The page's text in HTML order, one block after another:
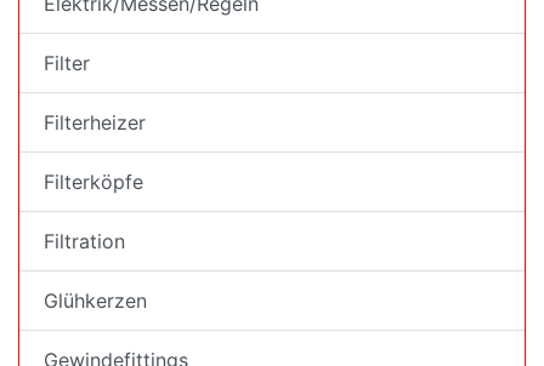
Filter
Filterheizer
Filterköpfe
Filtration
Glühkerzen
Gewindefittings